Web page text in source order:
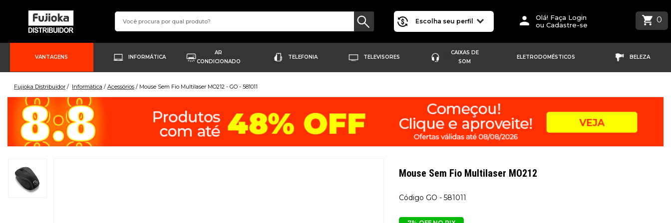
Escolha seu perfil
Olá! Faça Login
ou Cadastre-se
0
VANTAGENS INFORMÁTICA
AR
CONDICIONADO
TELEFONIA TELEVISORES
CAIXAS DE
SOM
ELETRODOMÉSTICOS BELEZA
Fujioka Distribuidor Informática Acessórios Mouse Sem Fio Multilaser MO212 - GO - 581011
Mouse Sem Fio Multilaser MO212
GO - 581011